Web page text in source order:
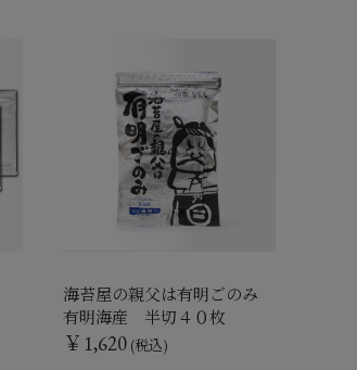
海苔屋の親父は有明ごのみ
有明海産 半切４０枚
￥1,620 (税込)